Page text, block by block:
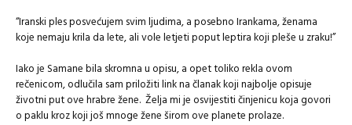
“Iranski ples posvećujem svim ljudima, a posebno Irankama, ženama
koje nemaju krila da lete, ali vole letjeti poput leptira koji pleše u zraku!”
Iako je Samane bila skromna u opisu, a opet toliko rekla ovom
rečenicom, odlučila sam priložiti link na članak koji najbolje opisuje
životni put ove hrabre žene. Želja mi je osvijestiti činjenicu koja govori
o paklu kroz koji još mnoge žene širom ove planete prolaze.